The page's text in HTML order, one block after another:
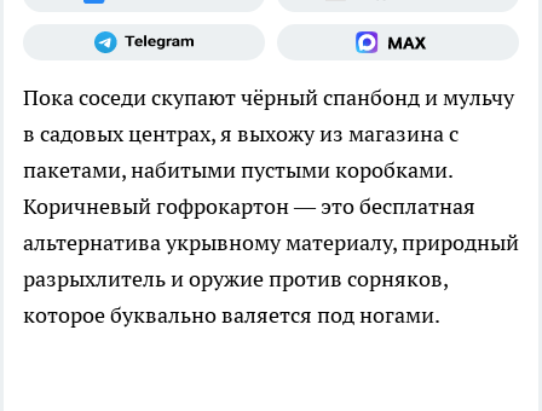
Пока соседи скупают чёрный спанбонд и мульчу
в садовых центрах, я выхожу из магазина с
пакетами, набитыми пустыми коробками.
Коричневый гофрокартон — это бесплатная
альтернатива укрывному материалу, природный
разрыхлитель и оружие против сорняков,
которое буквально валяется под ногами.